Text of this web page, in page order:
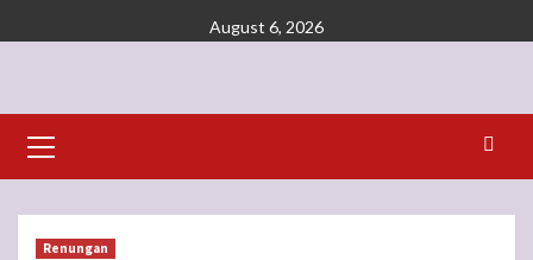
to
August 6, 2026
Menu
Renungan